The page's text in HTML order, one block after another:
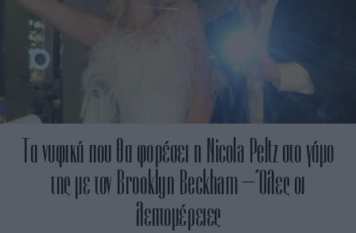
Τα νυφικά που θα φορέσει η Nicola Peltz στο γάμο
της με τον Brooklyn Beckham – Όλες οι
λεπτομέρειες